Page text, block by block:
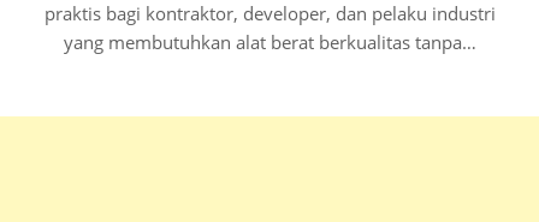
praktis bagi kontraktor, developer, dan pelaku industri
yang membutuhkan alat berat berkualitas tanpa…